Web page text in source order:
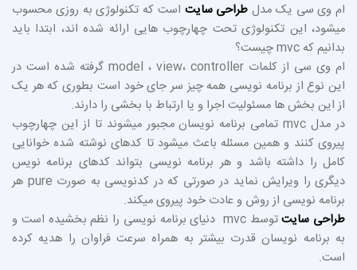
ام وی سی یک مدل طراحی سایت است که تکنولوژی به روزی محسوب
میشود، این تکنولوژی تحت چهارچوب هایی ارائه شده اند، ابتدا باید
بدانیم که mvc چیست؟
ام وی سی از کلمات model ، view، controller گرفته شده است در
این نوع از برنامه نویسی همه چیز سر جای خود است بطوری که هر یک
از این بخش ها مسئولیت اجرا و یا ارتباط با بخشی را دارند.
در مدل mvc تمامی برنامه نویسان مجبور میشوند تا از این چهارچوب
پیروی کنند و همین مسئله باعث میشود تا کدهای نوشته شده خوانایی
کامل را داشته باشد و هر برنامه نویسی بتواند کدهای برنامه نویس
دیگری را ویرایش نماید در صورتی که در کدنویسی به صورت pure هر
برنامه نویسی از روش و عادت خود پیروی میکند.
طراحی سایت
توسط mvc دنیای برنامه نویسی را نظم بخشیده است و
به برنامه نویسان قدرت بیشتر به همراه سرعت فراوان را هدیه کرده
است.